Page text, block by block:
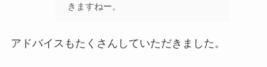
きますねー。
アドバイスもたくさんしていただきました。